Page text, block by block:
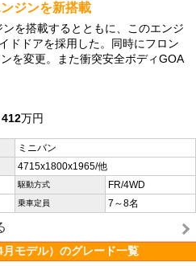
ジンを新搭載
を搭載するとともに、このエンジ
ドドアを採用した。同時にフロン
を変更。また衝突安全ボディGOA
412万円
ミニバン
4715x1800x1965/他
駆動方式 FR/4WD
乗車定員 7～8名
モデル）のグレード一覧